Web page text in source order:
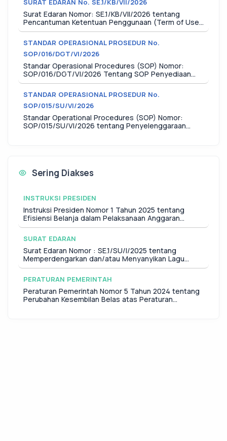
SURAT EDARAN No. SE.1/KB/VII/2026
Surat Edaran Nomor: SE.1/KB/VII/2026 tentang
Pencantuman Ketentuan Penggunaan (Term of Use)
pada Situs Web dan/atau Aplikasi Khusus Layanan
Publik di Lingkungan Badan Meteorologi, Klimatologi,
dan Geofisika
STANDAR OPERASIONAL PROSEDUR No.
SOP/016/DGT/VI/2026
Standar Operasional Procedures (SOP) Nomor:
SOP/016/DGT/VI/2026 Tentang SOP Penyediaan
Informasi Gempabumi dan/atau Peringatan Dini
Tsunami sebagai National Tsunami Warning Center
(NTWC) di Lingkungan Direktorat Gempabumi dan
Tsunami
STANDAR OPERASIONAL PROSEDUR No.
SOP/015/SU/VI/2026
Standar Operational Procedures (SOP) Nomor:
SOP/015/SU/VI/2026 tentang Penyelenggaraan
Sering Diakses
INSTRUKSI PRESIDEN
Instruksi Presiden Nomor 1 Tahun 2025 tentang
Efisiensi Belanja dalam Pelaksanaan Anggaran
Pendapatan dan Belanja Negara dan Anggaran
Pendapatan dan Belanja Daerah Tahun Anggaran
2025
SURAT EDARAN
Surat Edaran Nomor : SE.1/SU/I/2025 tentang
Memperdengarkan dan/atau Menyanyikan Lagu
Kebangsaan Indonesia Raya, Naskah Pancasila, dan
Panca Prasetya KORPRI
PERATURAN PEMERINTAH
Peraturan Pemerintah Nomor 5 Tahun 2024 tentang
Perubahan Kesembilan Belas atas Peraturan